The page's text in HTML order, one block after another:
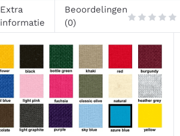
Extra
informatie
Beoordelingen
(0)